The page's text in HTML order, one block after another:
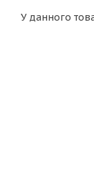
У данного